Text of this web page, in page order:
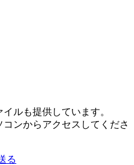
ルも提供しています。
ンからアクセスしてくださ
る